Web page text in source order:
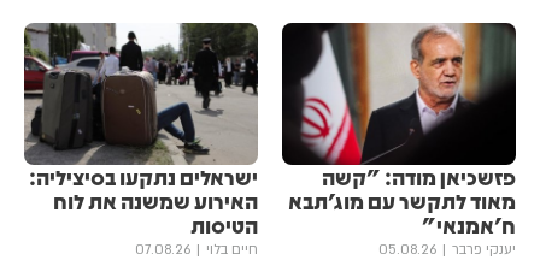
פזשכיאן מודה: "קשה
מאוד לתקשר עם מוג'תבא
ח'אמנאי"
יענקי פרבר 05.08.26
ישראלים נתקעו בסיציליה:
האירוע שמשנה את לוח
הטיסות
חיים בלוי 07.08.26